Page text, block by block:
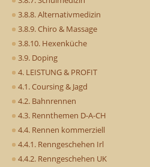
3.8.8. Alternativmedizin
3.8.9. Chiro & Massage
3.8.10. Hexenküche
3.9. Doping
4. LEISTUNG & PROFIT
4.1. Coursing & Jagd
4.2. Bahnrennen
4.3. Rennthemen D-A-CH
4.4. Rennen kommerziell
4.4.1. Renngeschehen Irl
4.4.2. Renngeschehen UK